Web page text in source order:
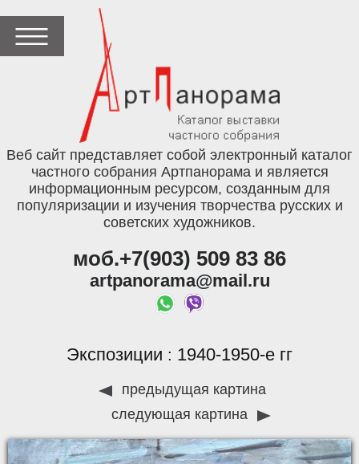
Веб сайт представляет собой электронный каталог
частного собрания Артпанорама и является
информационным ресурсом, созданным для
популяризации и изучения творчества русских и
советских художников.
моб.+7(903) 509 83 86
artpanorama@mail.ru
Экспозиции : 1940-1950-е гг
предыдущая картина
следующая картина